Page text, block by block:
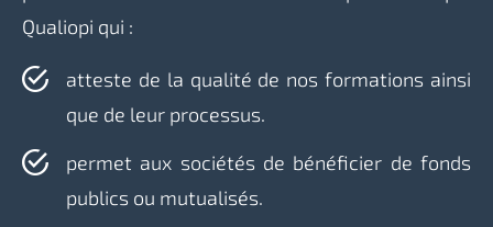
Qualiopi qui :
atteste de la qualité de nos formations ainsi
que de leur processus.
permet aux sociétés de bénéficier de fonds
publics ou mutualisés.